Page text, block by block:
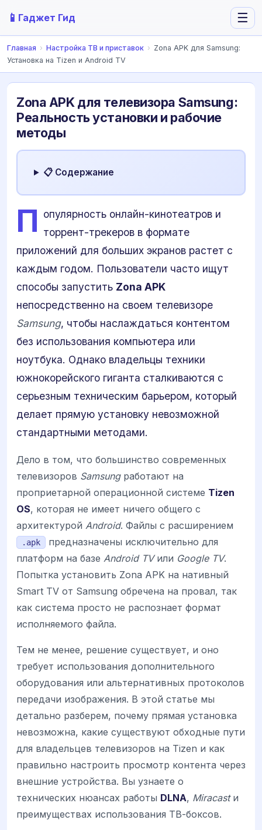
📱 Гаджет Гид ☰
Главная › Настройка ТВ и приставок › Zona APK для Samsung:
Установка на Tizen и Android TV
Zona APK для телевизора Samsung:
Реальность установки и рабочие
методы
📋 Содержание
П опулярность онлайн-кинотеатров и
торрент-трекеров в формате
приложений для больших экранов растет с
каждым годом. Пользователи часто ищут
способы запустить Zona APK
непосредственно на своем телевизоре
Samsung, чтобы наслаждаться контентом
без использования компьютера или
ноутбука. Однако владельцы техники
южнокорейского гиганта сталкиваются с
серьезным техническим барьером, который
делает прямую установку невозможной
стандартными методами.
Дело в том, что большинство современных
телевизоров Samsungработают на
проприетарной операционной системе Tizen
OS, которая не имеет ничего общего с
архитектурой Android. Файлы с расширением
.apk
предназначены исключительно для
платформ на базе Android TVили Google TV.
Попытка установить Zona APK на нативный
Smart TV от Samsung обречена на провал, так
как система просто не распознает формат
исполняемого файла.
Тем не менее, решение существует, и оно
требует использования дополнительного
оборудования или альтернативных протоколов
передачи изображения. В этой статье мы
детально разберем, почему прямая установка
невозможна, какие существуют обходные пути
для владельцев телевизоров на Tizen и как
правильно настроить просмотр контента через
внешние устройства. Вы узнаете о
технических нюансах работы DLNA, Miracastи
преимуществах использования ТВ-боксов.